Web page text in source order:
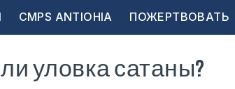
CMPS ANTIOHIA ПОЖЕРТВОВАТЬ
уловка сатаны?